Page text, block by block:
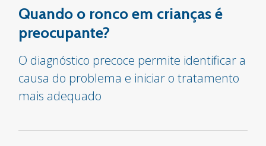
Quando o ronco em crianças é
preocupante?
O diagnóstico precoce permite identificar a
causa do problema e iniciar o tratamento
mais adequado